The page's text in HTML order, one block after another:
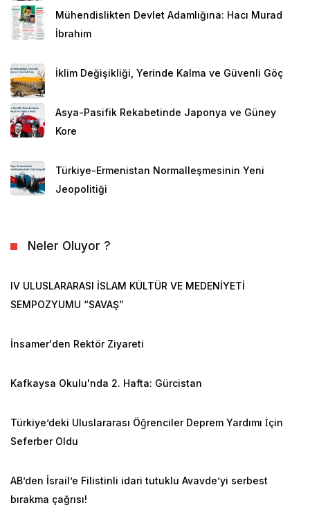
Mühendislikten Devlet Adamlığına: Hacı Murad
İbrahim
İklim Değişikliği, Yerinde Kalma ve Güvenli Göç
Asya-Pasifik Rekabetinde Japonya ve Güney
Kore
Türkiye-Ermenistan Normalleşmesinin Yeni
Jeopolitiği
Neler Oluyor ?
IV ULUSLARARASI İSLAM KÜLTÜR VE MEDENİYETİ
SEMPOZYUMU “SAVAŞ”
İnsamer'den Rektör Ziyareti
Kafkaysa Okulu'nda 2. Hafta: Gürcistan
Türkiye’deki Uluslararası Öğrenciler Deprem Yardımı İçin
Seferber Oldu
AB’den İsrail’e Filistinli idari tutuklu Avavde’yi serbest
bırakma çağrısı!